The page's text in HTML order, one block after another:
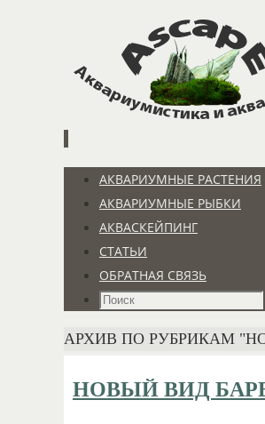
содержимому
Перейти
содержимому
АКВАРИУМНЫЕ РАСТЕНИЯ
АКВАРИУМНЫЕ РЫБКИ
АКВАСКЕЙПИНГ
СТАТЬИ
ОБРАТНАЯ СВЯЗЬ
Что
ГЛАВНАЯ
АРХИВ ПО РУБРИКАМ
НОВЫЙ ВИД